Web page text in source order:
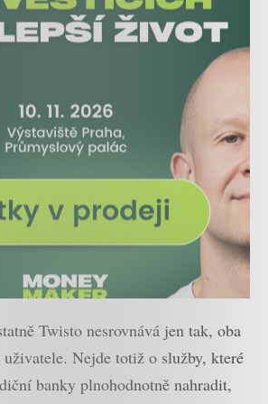
Twisto nesrovnává jen tak, oba
Nejde totiž o služby, které
banky plnohodnotně nahradit,